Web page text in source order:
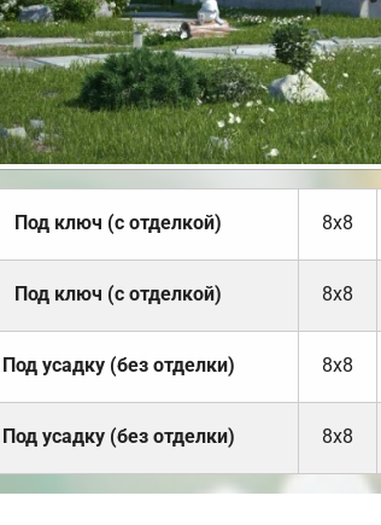
Под ключ (с отделкой) 8х8
Под ключ (с отделкой) 8х8
Под усадку (без отделки) 8х8
Под усадку (без отделки) 8х8